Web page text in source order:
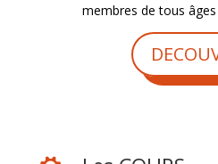
membres de tous